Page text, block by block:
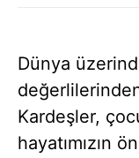
Dünya
Kardeşler,
hayatımızın